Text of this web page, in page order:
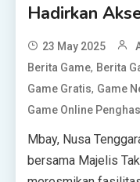
Hadirkan
23 May 2025
Berita Game, Berita
Game Gratis, Game
Game Online
Mbay, Nusa
bersama Majelis